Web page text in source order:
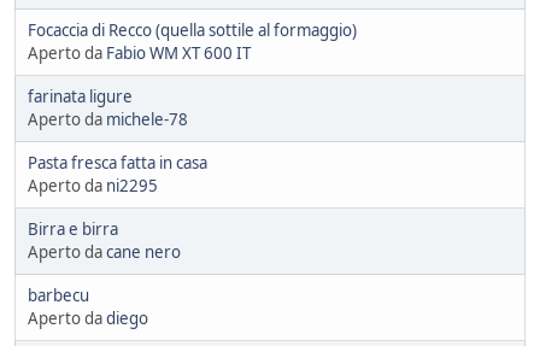
Focaccia di Recco (quella sottile al formaggio)
Aperto da Fabio WM XT 600 IT
farinata ligure
Aperto da michele-78
Pasta fresca fatta in casa
Aperto da ni2295
Birra e birra
Aperto dacane nero
barbecu
Aperto dadiego